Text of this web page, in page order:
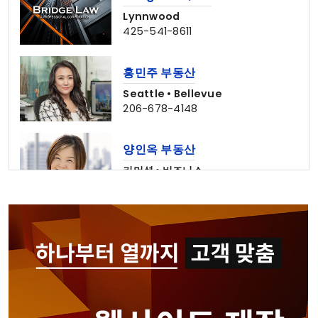
Lynnwood
425-541-8611
홍민주 부동산
Seattle • Bellevue
206-678-4148
양인옥 부동산
커머셜 • 비즈니스
나은숙 공인회계사
Edmonds • Seattle
425-744-2742
심상준 부동산